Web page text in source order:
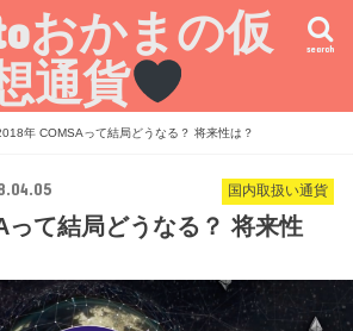
おかまの仮
通貨
search
年 COMSAって結局どうなる？ 将来性は？
国内取扱い通貨
って結局どうなる？ 将来性